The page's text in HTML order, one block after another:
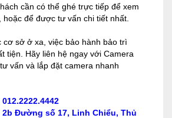
cần có thể ghé trực tiếp để xem
hoặc để được tư vấn chi tiết nhất.
cơ sở ở xa, việc bảo hành bảo trì
tiện. Hãy liên hệ ngay với Camera
vấn và lắp đặt camera nhanh
số 17, Linh Chiểu, Thủ